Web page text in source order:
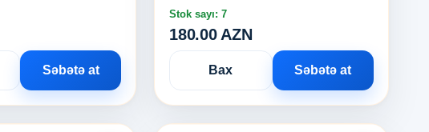
Səbətə at
Stok sayı: 7
180.00 AZN
Bax Səbətə at